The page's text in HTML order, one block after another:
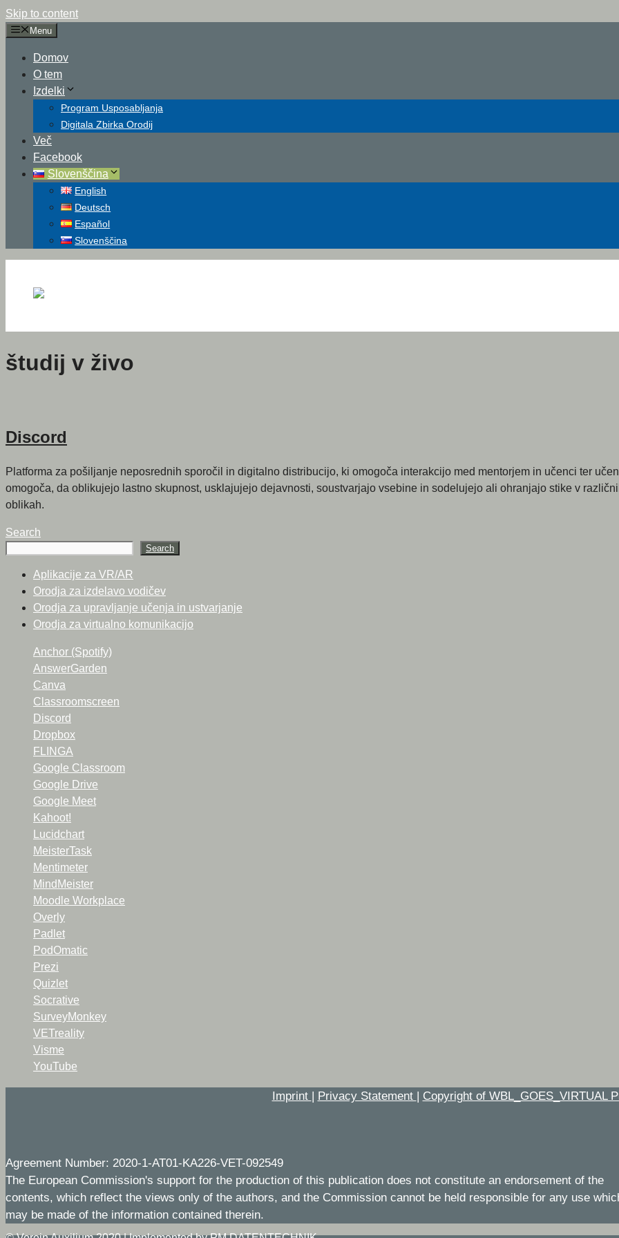
Skip to content
Menu
Domov
O tem
Izdelki
Program Usposabljanja
Digitala Zbirka Orodij
Več
Facebook
Slovenščina
English
Deutsch
Español
Slovenščina
študij v živo
Discord
Platforma za pošiljanje neposrednih sporočil in digitalno distribucijo, ki omogoča interakcijo med mentorjem in učenci ter
omogoča, da oblikujejo lastno skupnost, usklajujejo dejavnosti, soustvarjajo vsebine in sodelujejo ali ohranjajo stike v
oblikah.
Search
Search
Aplikacije za VR/AR
Orodja za izdelavo vodičev
Orodja za upravljanje učenja in ustvarjanje
Orodja za virtualno komunikacijo
Anchor (Spotify)
AnswerGarden
Canva
Classroomscreen
Discord
Dropbox
FLINGA
Google Classroom
Google Drive
Google Meet
Kahoot!
Lucidchart
MeisterTask
Mentimeter
MindMeister
Moodle Workplace
Overly
Padlet
PodOmatic
Prezi
Quizlet
Socrative
SurveyMonkey
VETreality
Visme
YouTube
Imprint | Privacy Statement | Copyright of WBL_GOES_VIRTUAL
Agreement Number: 2020-1-AT01-KA226-VET-092549
The European Commission's support for the production of this publication does not constitute an endorsement of the
contents, which reflect the views only of the authors, and the Commission cannot be held responsible for any use
may be made of the information contained therein.